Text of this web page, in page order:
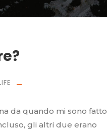
da quando mi sono fatto
gli altri due erano